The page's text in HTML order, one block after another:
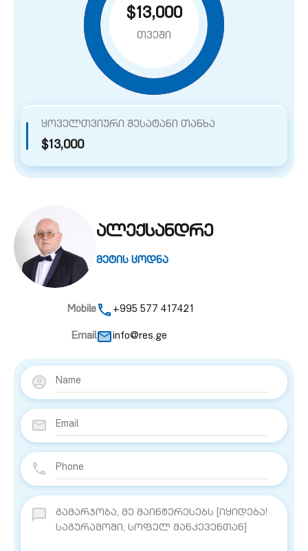
$13,000
თვეში
ყოველთვიური შესატანი თანხა
$13,000
ალექსანდრე
მეტის ცოდნა
Mobile +995 577 417421
Email info@res.ge